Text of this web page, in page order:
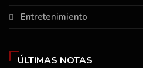
Entretenimiento
ÚLTIMAS NOTAS